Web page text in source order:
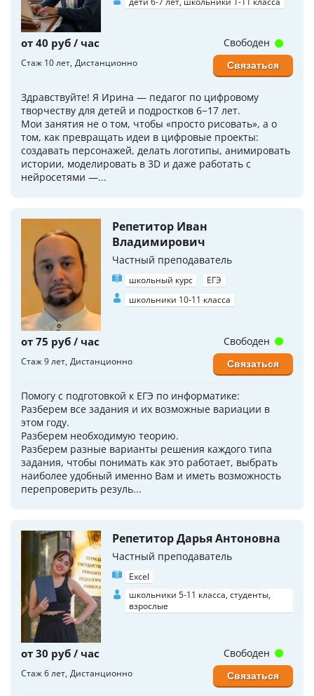
от 40 руб / час
Стаж 10 лет Дистанционно
Здравствуйте! Я Ирина — педагог по цифровому
творчеству для детей и подростков 6−17 лет.
Мои занятия не о том, чтобы «просто рисовать», а о
том, как превращать идеи в цифровые проекты:
создавать персонажей, делать логотипы, анимировать
истории, моделировать в 3D и даже работать с
нейросетями —...
Свободен
Связаться
Репетитор Иван
Владимирович
Частный преподаватель
школьный курс
ЕГЭ
школьники 10-11 класса
от 75 руб / час
Стаж 9 лет Дистанционно
Помогу с подготовкой к ЕГЭ по информатике:
Разберем все задания и их возможные вариации в
этом году.
Разберем необходимую теорию.
Разберем разные варианты решения каждого типа
задания, чтобы понимать как это работает, выбрать
наиболее удобный именно Вам и иметь возможность
перепроверить резуль...
Свободен
Связаться
Репетитор Дарья Антоновна
Частный преподаватель
Excel
школьники 5-11 класса, студенты,
взрослые
от 30 руб / час
Стаж 6 лет Дистанционно
Свободен
Связаться